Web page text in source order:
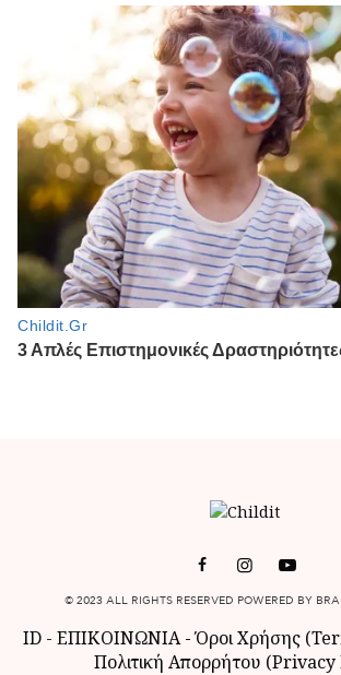
© 2023 ALL RIGHTS RESERVED POWERED BY
ID- ΕΠΙΚΟΙΝΩΝΙΑ-Όροι Χρήσης
Πολιτική Απορρήτου